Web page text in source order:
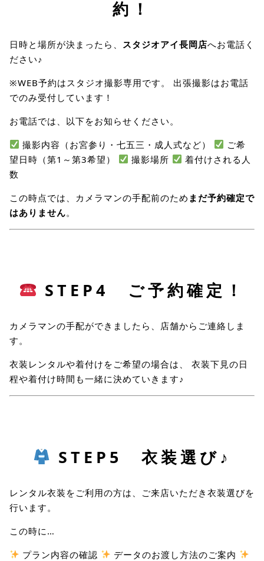
約！
日時と場所が決まったら、 スタジオアイ長岡店へお電話く
ださい♪
※WEB予約はスタジオ撮影専用です。 出張撮影はお電話
でのみ受付しています！
お電話では、以下をお知らせください。
撮影内容（お宮参り・七五三・成人式など）
ご希
望日時（第1～第3希望）
撮影場所
着付けされる人
数
この時点では、カメラマンの手配前のため まだ予約確定で
はありません。
STEP4 ご予約確定！
カメラマンの手配ができましたら、店舗からご連絡しま
す。
衣装レンタルや着付けをご希望の場合は、 衣装下見の日
程や着付け時間も一緒に決めていきます♪
STEP5 衣装選び♪
レンタル衣装をご利用の方は、ご来店いただき衣装選びを
行います。
この時に…
プラン内容の確認
データのお渡し方法のご案内